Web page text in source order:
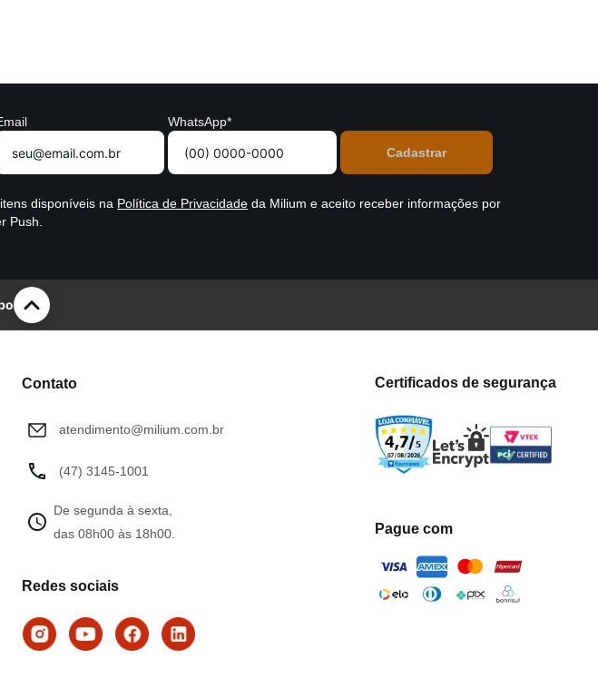
WhatsApp*
disponíveis na Política de Privacidade da Milium e aceito receber informações por
Push.
Contato
atendimento@milium.com.br
(47) 3145-1001
De segunda à sexta,
das 08h00 às 18h00.
Redes sociais
Certificados de segurança
Pague com